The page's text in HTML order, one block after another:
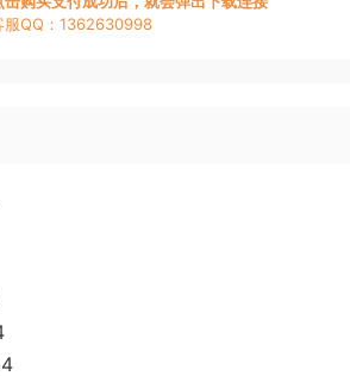
服QQ：1362630998